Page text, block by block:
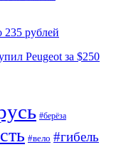
235 рублей
Peugeot за $250
#берёза
#вело #гибель